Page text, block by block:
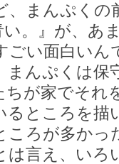
、まんぷくの
。』が、あ
ごい面白いん
まんぷくは保
ちが家でそれ
るところを描
ころが多かっ
は言え、いろ